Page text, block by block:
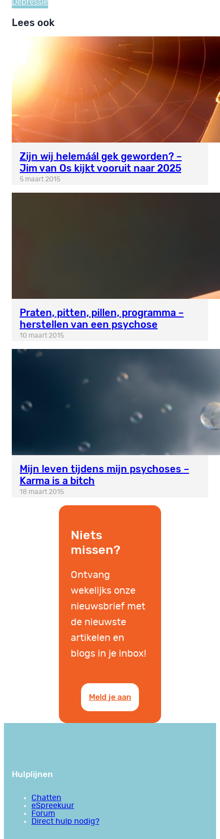
Depressie
Lees ook
Zijn wij helemáál gek geworden? –
Jim van Os kijkt vooruit naar 2025
5 maart 2015
Praten, pitten, pillen, programma –
herstellen van een psychose
10 maart 2015
Mijn leven tijdens mijn psychoses –
Karma is a bitch
18 maart 2015
Niets
missen?
Ontvang
wekelijks onze
nieuwsbrief met
de nieuwste
artikelen en
blogs in je inbox!
Meld je aan
Hulplijnen
Chatten
eSpreekuur
Forum
Direct hulp nodig?